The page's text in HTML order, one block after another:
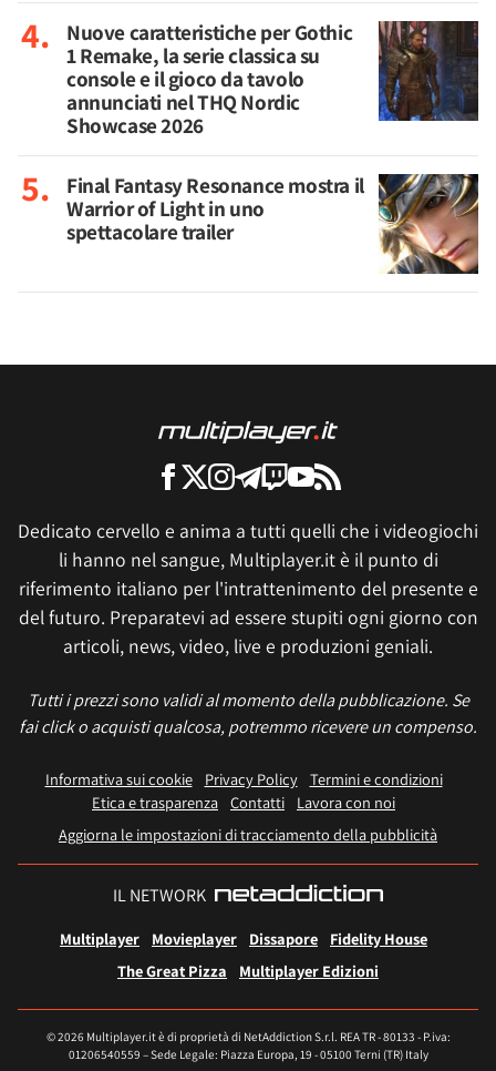
Nuove caratteristiche per Gothic
1 Remake, la serie classica su
console e il gioco da tavolo
annunciati nel THQ Nordic
Showcase 2026
Final Fantasy Resonance mostra il
Warrior of Light in uno
spettacolare trailer
Dedicato cervello e anima a tutti quelli che i videogiochi
li hanno nel sangue, Multiplayer.it è il punto di
riferimento italiano per l'intrattenimento del presente e
del futuro. Preparatevi ad essere stupiti ogni giorno con
articoli, news, video, live e produzioni geniali.
Tutti i prezzi sono validi al momento della pubblicazione. Se
fai click o acquisti qualcosa, potremmo ricevere un compenso.
Informativa sui cookie Privacy Policy
Termini e condizioni
Etica e trasparenza Contatti
Lavora con noi
Aggiorna le impostazioni di tracciamento della pubblicità
IL NETWORK
Multiplayer Movieplayer Dissapore
Fidelity House
The Great Pizza
Multiplayer Edizioni
© 2026 Multiplayer.it è di proprietà di NetAddiction S.r.l. REA TR - 80133 - P.iva:
01206540559 – Sede Legale: Piazza Europa, 19 - 05100 Terni (TR) Italy